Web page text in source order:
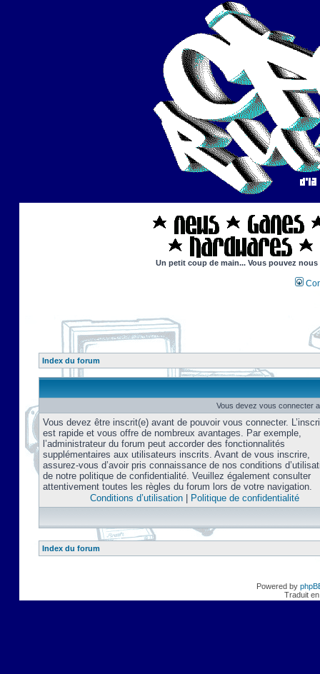
Un petit coup de main... Vous pouvez
Index du forum
Vous devez vous connecter
Vous devez être inscrit(e) avant de pouvoir vous connecter.
est rapide et vous offre de nombreux avantages. Par exemple,
l’administrateur du forum peut accorder des fonctionnalités
supplémentaires aux utilisateurs inscrits. Avant de vous inscrire,
assurez-vous d’avoir pris connaissance de nos conditions
de notre politique de confidentialité. Veuillez également consulter
attentivement toutes les règles du forum lors de votre navigation.
Conditions d’utilisation| Politique de confidentialité
Index du forum
Powered by
Traduit